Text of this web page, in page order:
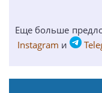
Еще больше
Instagram и